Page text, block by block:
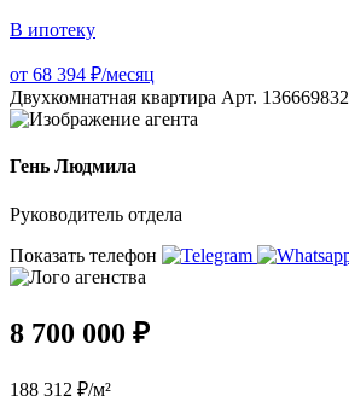
В ипотеку
от 68 394 ₽/месяц
Двухкомнатная квартира Арт. 136669832
Гень Людмила
Руководитель отдела
Показать телефон
8 700 000 ₽
188 312 ₽/м²